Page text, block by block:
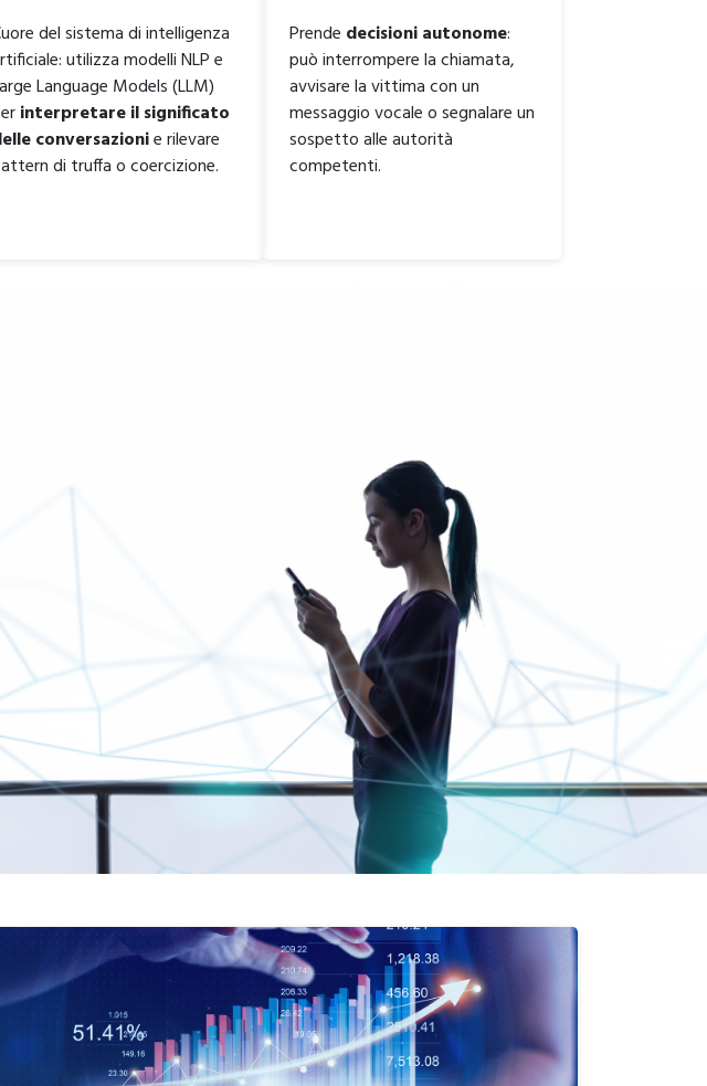
del sistema di intelligenza
utilizza modelli NLP e
Language Models (LLM)
interpretare il significato
conversazionie rilevare
di truffa o coercizione.
Prende decisioni autonome:
può interrompere la chiamata,
avvisare la vittima con un
messaggio vocale o segnalare un
sospetto alle autorità
competenti.